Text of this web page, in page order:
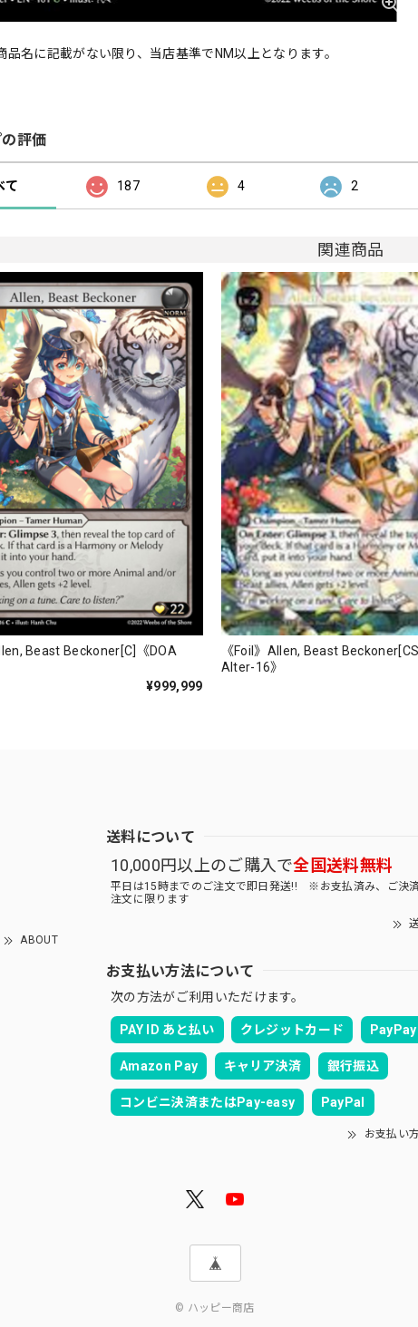
品名に記載がない限り、当店基準でNM以上となります。
評価
て 187 4 2
関連商品
Beast Beckoner[C]《DOA
¥999,999
《Foil》Allen, Beast
Alter-16》
ABOUT
送料について
10,000円以上のご購入で全国送料無料
平日は15時までのご注文で即日発送!! ※お支払済み、ご決
注文に限ります
お支払い方法について
次の方法がご利用いただけます。
PAY ID あと払い クレジットカード PayPay
Amazon Pay キャリア決済 銀行振込
コンビニ決済またはPay-easy PayPal
お支払い
© ハッピー商店